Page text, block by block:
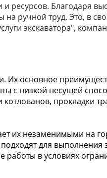
ресурсов. Благодаря
ручной труд. Это, в
экскаватора",
основное
с низкой несущей
прокладки
их незаменимыми на
для выполнения
работы в условиях